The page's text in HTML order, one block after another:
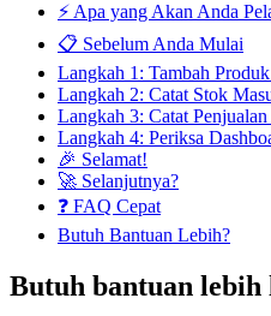
⚡ Apa yang Akan Anda
📋 Sebelum Anda Mulai
Langkah 1: Tambah
Langkah 2: Catat Stok
Langkah 3: Catat
Langkah 4: Periksa
🎉 Selamat!
🚀 Selanjutnya?
❓ FAQ Cepat
Butuh Bantuan Lebih?
Butuh bantuan lebih